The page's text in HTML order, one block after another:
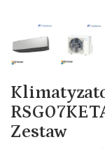
Zestaw